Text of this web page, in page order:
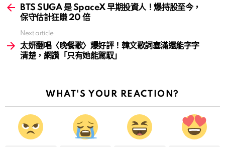
moreBTS SUGA 是 SpaceX 早期投資人！爆持股至今，
保守估計狂賺 20 倍
Next article
太妍翻唱〈晚餐歌〉爆好評！韓文歌詞塞滿還能字字
清楚，網讚「只有她能駕馭」
WHAT'S YOUR REACTION?